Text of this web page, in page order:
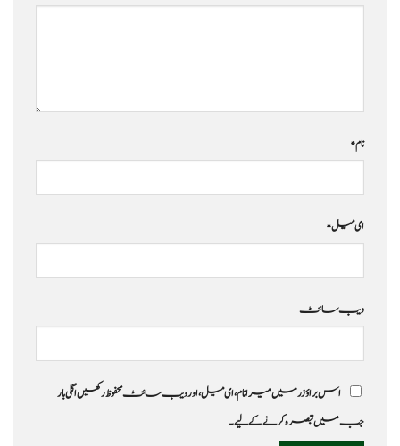
نام*
ای میل*
ویب‌ سائٹ
اس براؤزر میں میرا نام، ای میل، اور ویب سائٹ محفوظ رکھیں اگلی بار
جب میں تبصرہ کرنے کےلیے۔